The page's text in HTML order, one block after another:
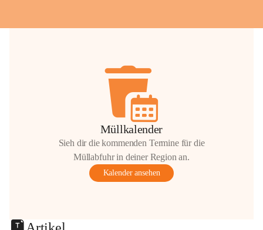
Müllkalender
Sieh dir die kommenden Termine für die
Müllabfuhr in deiner Region an.
Kalender ansehen